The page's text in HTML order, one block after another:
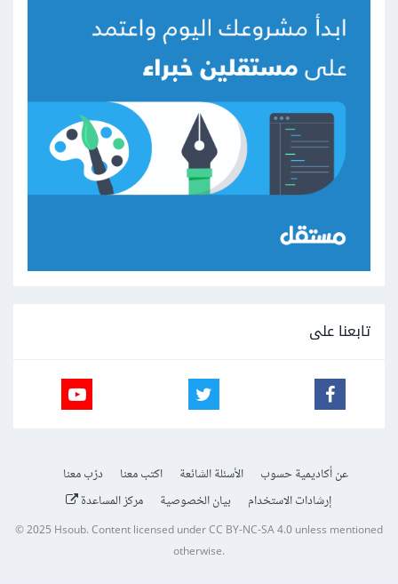
تابعنا على
عن أكاديمية حسوب الأسئلة الشائعة اكتب معنا
درّب معنا
إرشادات الاستخدام
بيان الخصوصية مركز المساعدة
© 2025Hsoub.Content licensed underCC BY-NC-SA 4.0unless mentioned
otherwise.